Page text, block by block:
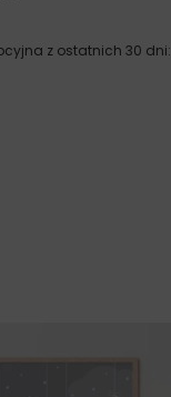
z ostatnich 30 dni: